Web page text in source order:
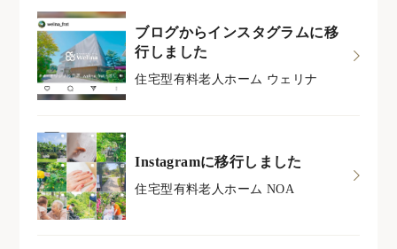
ブログからインスタグラムに移
行しました
住宅型有料老人ホーム ウェリナ
Instagramに移行しました
住宅型有料老人ホーム NOA